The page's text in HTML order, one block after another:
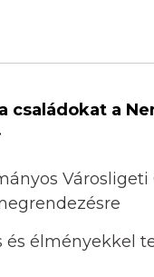
családokat a
és élményekkel